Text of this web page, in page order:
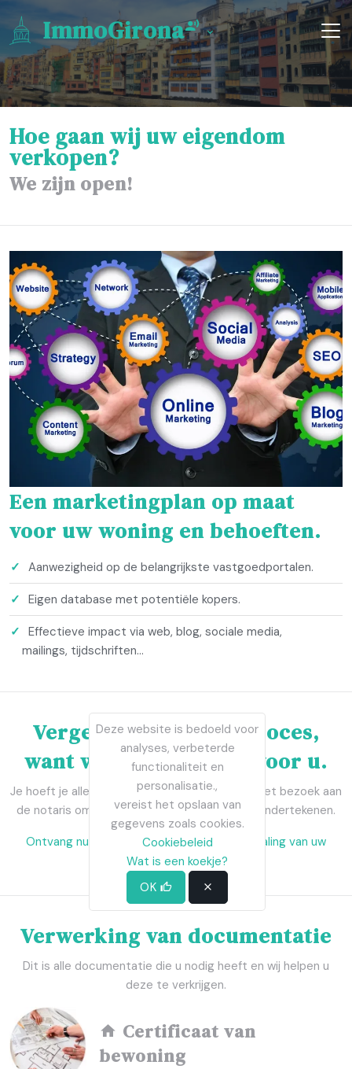
ImmoGirona
Hoe gaan wij uw eigendom
verkopen?
We zijn open!
Een marketingplan op maat
voor uw woning en behoeften.
Aanwezigheid op de belangrijkste vastgoedportalen.
Eigen database met potentiële kopers.
Effectieve impact via web, blog, sociale media,
mailings, tijdschriften...
Vergeet het verkoopproces,
want wij regelen alles voor u.
Je hoeft je alleen maar zorgen te maken over het bezoek aan
de notaris om de verkoopakte van je huis te ondertekenen.
Ontvang nu een gratis en snelle waardebepaling van uw
woning!
Verwerking van documentatie
Dit is alle documentatie die u nodig heeft en wij helpen u
deze te verkrijgen.
Certificaat van
bewoning
Deze website is bedoeld voor
analyses, verbeterde
functionaliteit en
personalisatie.,
vereist het opslaan van
gegevens zoals cookies.
Cookiebeleid
Wat is een koekje?
OK